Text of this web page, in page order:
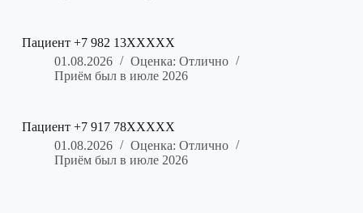
Пациент +7 982 13XXXXX
01.08.2026
Оценка: Отлично
Приём был в июле 2026
Пациент +7 917 78XXXXX
01.08.2026
Оценка: Отлично
Приём был в июле 2026